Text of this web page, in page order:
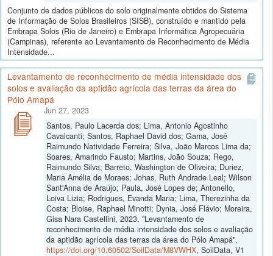
Conjunto de dados públicos do solo originalmente obtidos do Sistema
de Informação de Solos Brasileiros (SISB), construído e mantido pela
Embrapa Solos (Rio de Janeiro) e Embrapa Informática Agropecuária
(Campinas), referente ao Levantamento de Reconhecimento de Média
Intensidade...
Levantamento de reconhecimento de média intensidade dos
solos e avaliação da aptidão agrícola das terras da área do
Pólo Amapá
Jun 27, 2023
Santos, Paulo Lacerda dos; Lima, Antonio Agostinho
Cavalcanti; Santos, Raphael David dos; Gama, José
Raimundo Natividade Ferreira; Silva, João Marcos Lima da;
Soares, Amarindo Fausto; Martins, João Souza; Rego,
Raimundo Silva; Barreto, Washington de Oliveira; Duriez,
Maria Amélia de Moraes; Johas, Ruth Andrade Leal; Wilson
Sant'Anna de Araújo; Paula, José Lopes de; Antonello,
Loiva Lizia; Rodrigues, Evanda Maria; Lima, Therezinha da
Costa; Bloise, Raphael Minotti; Dynia, José Flávio; Moreira,
Gisa Nara Castellini, 2023, "Levantamento de
reconhecimento de média intensidade dos solos e avaliação
da aptidão agrícola das terras da área do Pólo Amapá",
https://doi.org/10.60502/SoilData/M8VWHX, SoilData, V1